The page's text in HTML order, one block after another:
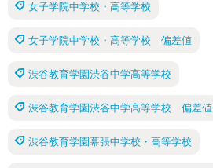
女子学院中学校・高等学校
女子学院中学校・高等学校 偏差値
渋谷教育学園渋谷中学高等学校
渋谷教育学園渋谷中学高等学校 偏差値
渋谷教育学園幕張中学校・高等学校